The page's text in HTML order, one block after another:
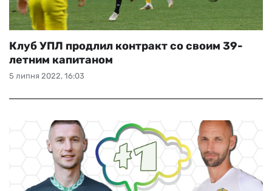
5 липня 2022, 16:03
Клуб УПЛ продлил контракт со своим 39-
летним капитаном